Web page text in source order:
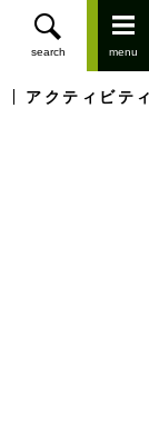
アクティビテ